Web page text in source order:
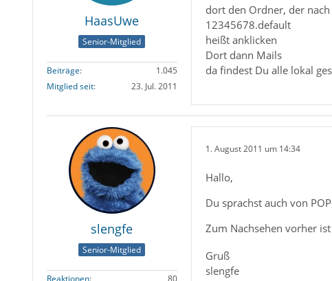
HaasUwe
Senior-Mitglied
Beiträge
1.045
Mitglied seit
23. Jul. 2011
dort den Ordner, der
12345678.default
heißt anklicken
Dort dann Mails
da findest Du alle lokal
slengfe
Senior-Mitglied
Reaktionen
80
1. August 2011 um 14:34
Hallo,
Du sprachst auch von
Zum Nachsehen vorher
Gruß
slengfe